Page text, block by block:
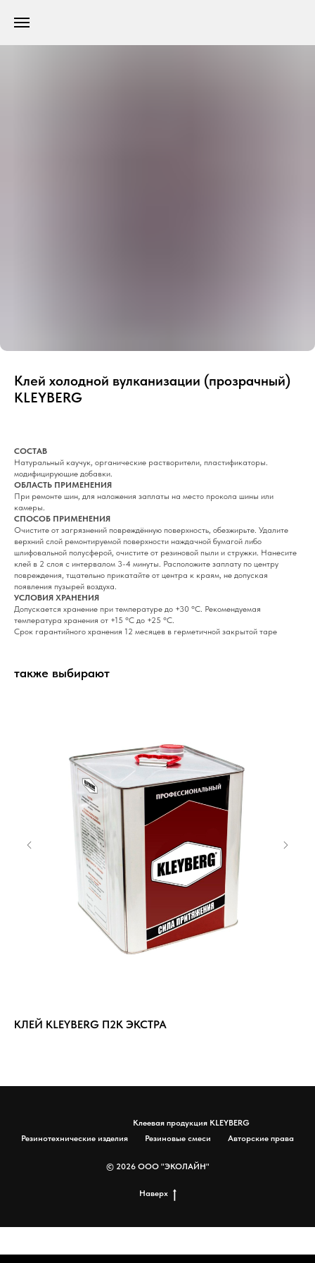
Клей холодной вулканизации (прозрачный)
KLEYBERG
СОСТАВ
Натуральный каучук, органические растворители, пластификаторы.
модифицирующие добавки.
ОБЛАСТЬ ПРИМЕНЕНИЯ
При ремонте шин, для наложения заплаты на место прокола шины или
камеры.
СПОСОБ ПРИМЕНЕНИЯ
Очистите от загрязнений повреждённую поверхность, обезжирьте. Удалите
верхний слой ремонтируемой поверхности наждачной бумагой либо
шлифовальной полусферой, очистите от резиновой пыли и стружки. Нанесите
клей в 2 слоя с интервалом 3-4 минуты. Расположите заплату по центру
повреждения, тщательно прикатайте от центра к краям, не допуская
появления пузырей воздуха.
УСЛОВИЯ ХРАНЕНИЯ
Допускается хранение при температуре до +30 °С. Рекомендуемая
температура хранения от +15 °С до +25 °С.
Срок гарантийного хранения 12 месяцев в герметичной закрытой таре
также выбирают
КЛЕЙ KLEYBERG П2К ЭКСТРА
Клеевая продукция KLEYBERG
Резинотехнические изделия
Резиновые смеси Авторские права
© 2026 ООО "ЭКОЛАЙН"
Наверх